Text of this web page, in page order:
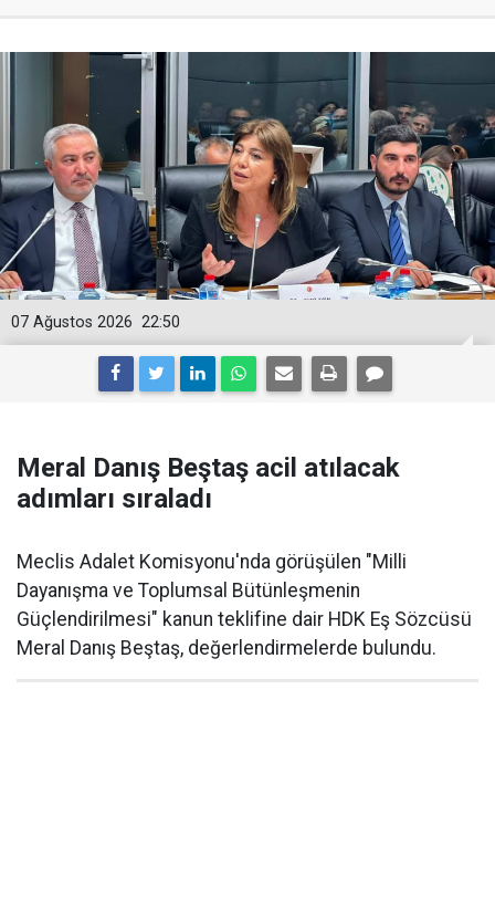
22:50
07 Ağustos 2026
Meral Danış Beştaş acil atılacak
adımları sıraladı
Meclis Adalet Komisyonu'nda görüşülen "Milli
Dayanışma ve Toplumsal Bütünleşmenin
Güçlendirilmesi" kanun teklifine dair HDK Eş Sözcüsü
Meral Danış Beştaş, değerlendirmelerde bulundu.